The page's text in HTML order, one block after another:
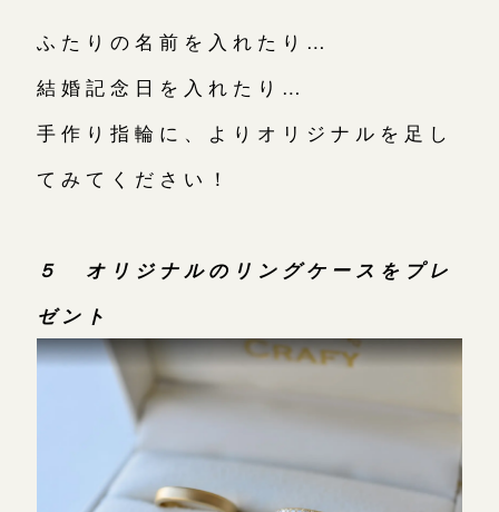
ふたりの名前を入れたり…
結婚記念日を入れたり…
手作り指輪に、よりオリジナルを足し
てみてください！
５ オリジナルのリングケースをプレ
ゼント